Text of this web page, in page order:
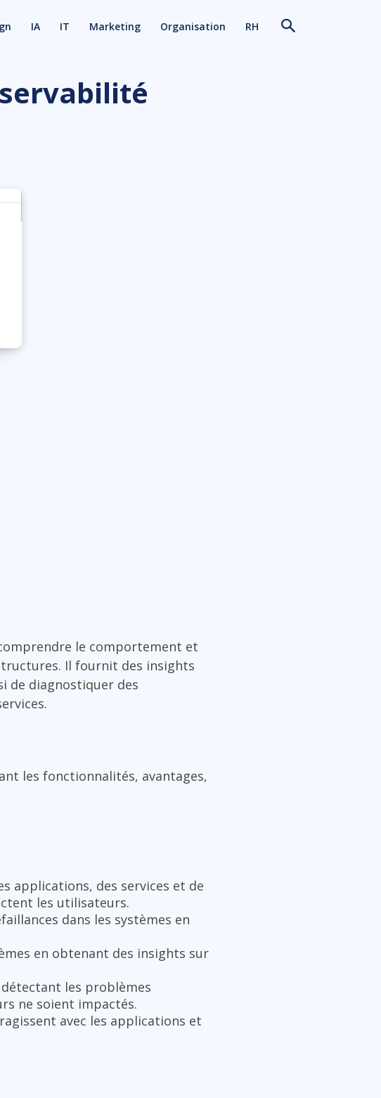
IA IT Marketing Organisation RH
le comportement et
Il fournit des insights
de diagnostiquer des
les fonctionnalités, avantages,
applications, des services et de
les utilisateurs.
dans les systèmes en
en obtenant des insights sur
les problèmes
ne soient impactés.
avec les applications et